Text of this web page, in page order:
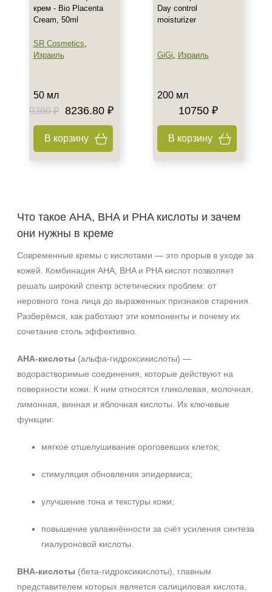
крем - Bio Placenta
Cream, 50ml
SR Cosmetics,
Израиль
50 мл
9360 ₽ 8236.80 ₽
В корзину
Day control
moisturizer
GiGi, Израиль
200 мл
10750 ₽
В корзину
Что такое AHA, BHA и PHA кислоты и зачем
они нужны в креме
Современные кремы с кислотами — это прорыв в уходе за
кожей. Комбинация AHA, BHA и PHA кислот позволяет
решать широкий спектр эстетических проблем: от
неровного тона лица до выраженных признаков старения.
Разберёмся, как работают эти компоненты и почему их
сочетание столь эффективно.
AHA-кислоты (альфа-гидроксикислоты) —
водорастворимые соединения, которые действуют на
поверхности кожи. К ним относятся гликолевая, молочная,
лимонная, винная и яблочная кислоты. Их ключевые
функции:
мягкое отшелушивание ороговевших клеток;
стимуляция обновления эпидермиса;
улучшение тона и текстуры кожи;
повышение увлажнённости за счёт усиления синтеза
гиалуроновой кислоты.
BHA-кислоты (бета-гидроксикислоты), главным
представителем которых является салициловая кислота,